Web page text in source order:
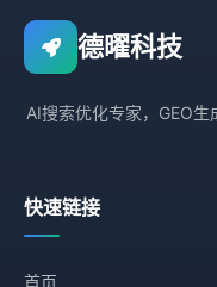
德曜科技
AI搜索优化专家，GEO
快速链接
首页